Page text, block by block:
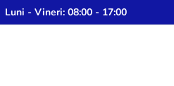
Luni - Vineri:08:00 - 17:00